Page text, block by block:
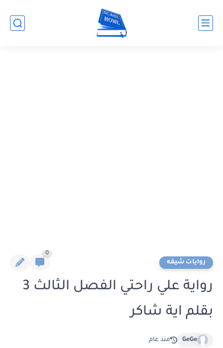
روايات شيقه
0
رواية علي راحتي الفصل الثالث 3
بقلم اية شاكر
GeGe منذ عام